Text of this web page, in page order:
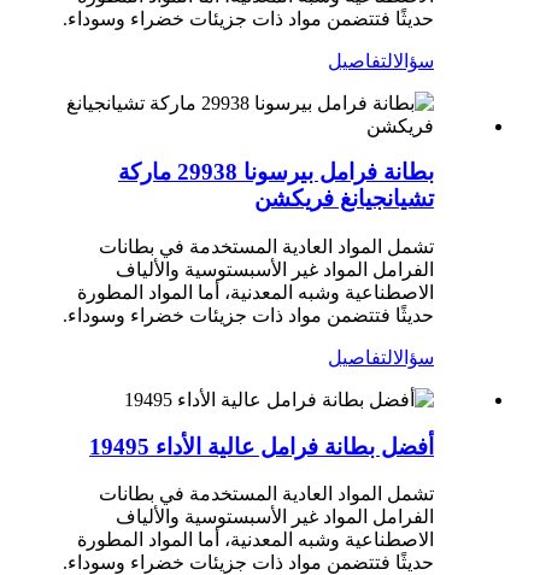
حديثًا فتتضمن مواد ذات جزيئات خضراء وسوداء.
سؤالالتفاصيل
بطانة فرامل بيرسونا 29938 ماركة
تشيانجيانغ فريكشن
تشمل المواد العادية المستخدمة في بطانات
الفرامل المواد غير الأسبستوسية والألياف
الاصطناعية وشبه المعدنية، أما المواد المطورة
حديثًا فتتضمن مواد ذات جزيئات خضراء وسوداء.
سؤالالتفاصيل
أفضل بطانة فرامل عالية الأداء 19495
تشمل المواد العادية المستخدمة في بطانات
الفرامل المواد غير الأسبستوسية والألياف
الاصطناعية وشبه المعدنية، أما المواد المطورة
حديثًا فتتضمن مواد ذات جزيئات خضراء وسوداء.